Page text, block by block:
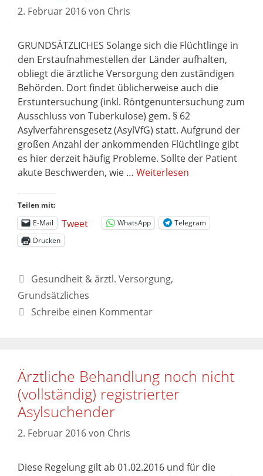
2. Februar 2016von Chris
GRUNDSÄTZLICHES Solange sich die Flüchtlinge in
den Erstaufnahmestellen der Länder aufhalten,
obliegt die ärztliche Versorgung den zuständigen
Behörden. Dort findet üblicherweise auch die
Erstuntersuchung (inkl. Röntgenuntersuchung zum
Ausschluss von Tuberkulose) gem. § 62
Asylverfahrensgesetz (AsylVfG) statt. Aufgrund der
großen Anzahl der ankommenden Flüchtlinge gibt
es hier derzeit häufig Probleme. Sollte der Patient
akute Beschwerden, wie … Weiterlesen
Teilen mit:
E-Mail
Tweet WhatsApp
Telegram
Drucken
Gesundheit & ärztl. Versorgung,
Grundsätzliches
Schreibe einen Kommentar
Ärztliche Behandlung noch nicht
(vollständig) registrierter
Asylsuchender
2. Februar 2016von Chris
Diese Regelung gilt ab 01.02.2016 und für die